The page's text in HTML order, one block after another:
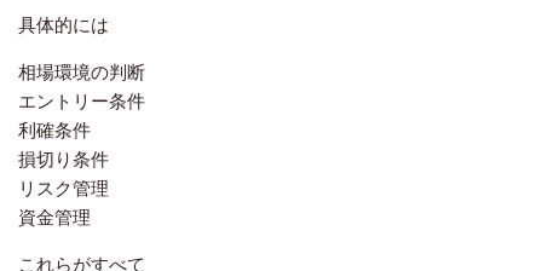
具体的には
相場環境の判断
エントリー条件
利確条件
損切り条件
リスク管理
資金管理
これらがすべて